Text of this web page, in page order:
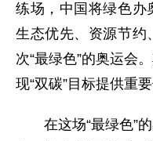
练场，中国将绿色办
生态优先、资源节约
次“最绿色”的奥运会
现“双碳”目标提供重
在这场“最绿色”